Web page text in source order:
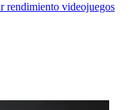
rendimiento videojuegos